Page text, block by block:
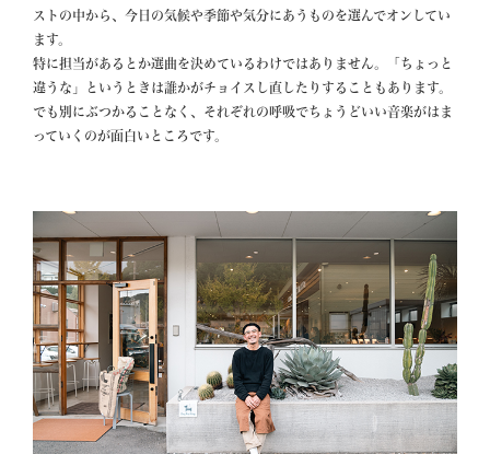
ストの中から、今日の気候や季節や気分にあうものを選んでオンしてい
ます。
特に担当があるとか選曲を決めているわけではありません。「ちょっと
違うな」というときは誰かがチョイスし直したりすることもあります。
でも別にぶつかることなく、それぞれの呼吸でちょうどいい音楽がはま